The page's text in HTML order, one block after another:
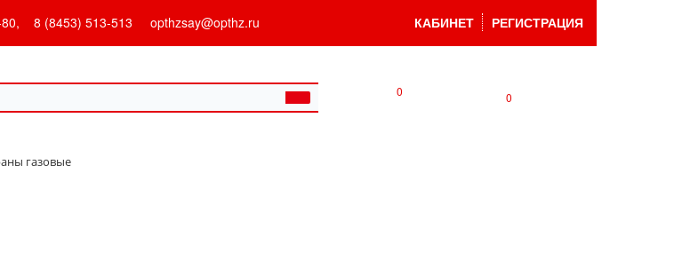
80, 8 (8453) 513-513 opthzsay@opthz.ru КАБИНЕТ РЕГИСТРАЦИЯ
0 0
газовые